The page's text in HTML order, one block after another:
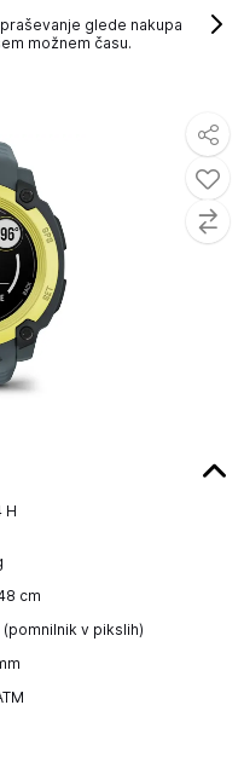
H
cm
(pomnilnik v pikslih)
glede nakupa
možnem času.